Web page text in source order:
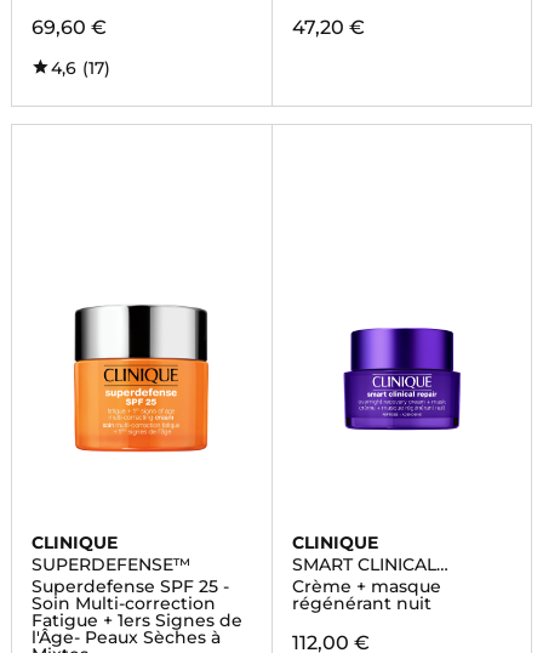
69,60 €
4,6 (17)
47,20 €
CLINIQUE
SUPERDEFENSE™
Superdefense SPF 25 -
Soin Multi-correction
Fatigue + 1ers Signes de
l'Âge- Peaux Sèches à
CLINIQUE
SMART CLINICAL
REPAIR™
Crème + masque
régénérant nuit
112,00 €